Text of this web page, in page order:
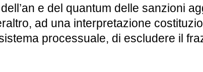
e del quantum delle sanzioni
ad una interpretazione
processuale, di escludere il